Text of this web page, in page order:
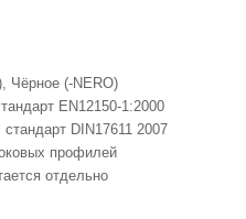
Чёрное (-NERO)
EN12150-1:2000
DIN17611 2007
профилей
отдельно